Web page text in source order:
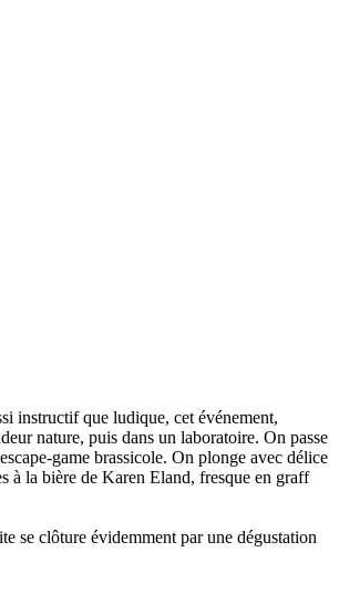
instructif que ludique, cet événement,
nature, puis dans un laboratoire. On passe
game brassicole. On plonge avec délice
à la bière de Karen Eland, fresque en graff
se clôture évidemment par une dégustation